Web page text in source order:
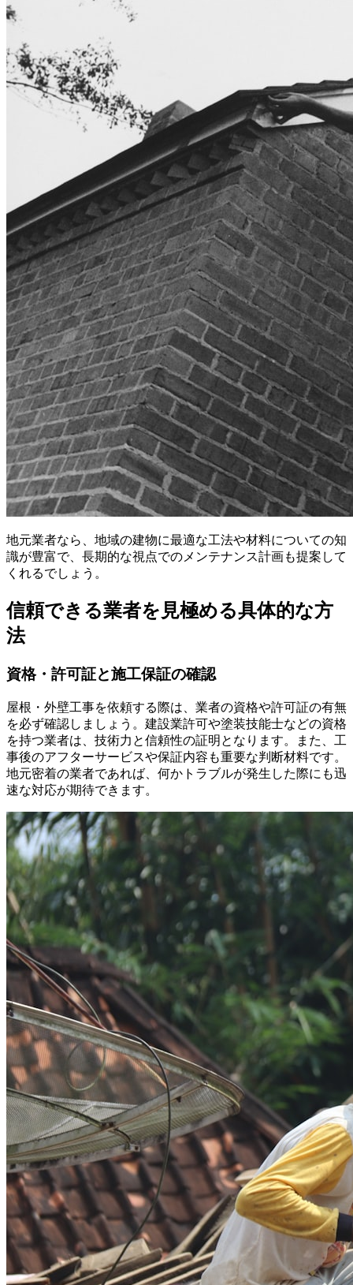
地元業者なら、地域の建物に最適な工法や材料についての知
識が豊富で、長期的な視点でのメンテナンス計画も提案して
くれるでしょう。
信頼できる業者を見極める具体的な方
法
資格・許可証と施工保証の確認
屋根・外壁工事を依頼する際は、業者の資格や許可証の有無
を必ず確認しましょう。建設業許可や塗装技能士などの資格
を持つ業者は、技術力と信頼性の証明となります。また、工
事後のアフターサービスや保証内容も重要な判断材料です。
地元密着の業者であれば、何かトラブルが発生した際にも迅
速な対応が期待できます。